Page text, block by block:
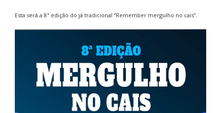
Esta será a 8ª edição do já tradicional “Remember mergulho no cais”.